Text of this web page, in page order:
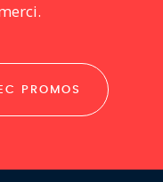
PROMOS